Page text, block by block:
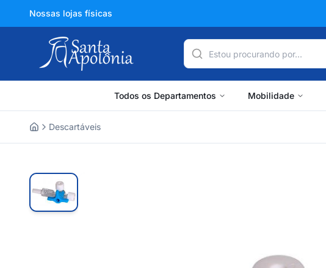
Nossas lojas físicas
Todos os Departamentos Mobilidade
Descartáveis